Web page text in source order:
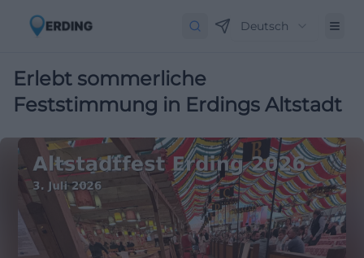
Deutsch
Erlebt sommerliche
Feststimmung in Erdings Altstadt